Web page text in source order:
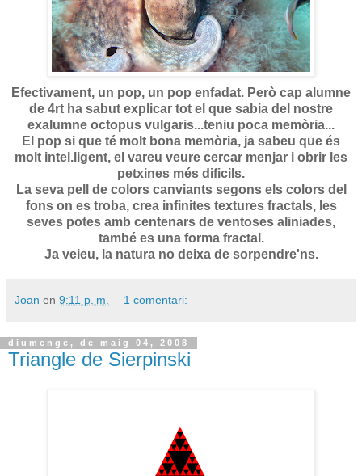
Efectivament, un pop, un pop enfadat. Però cap alumne
de 4rt ha sabut explicar tot el que sabia del nostre
exalumne octopus vulgaris...teniu poca memòria...
El pop si que té molt bona memòria, ja sabeu que és
molt intel.ligent, el vareu veure cercar menjar i obrir les
petxines més dificils.
La seva pell de colors canviants segons els colors del
fons on es troba, crea infinites textures fractals, les
seves potes amb centenars de ventoses aliniades,
també es una forma fractal.
Ja veieu, la natura no deixa de sorpendre'ns.
Joan en 9:11 p. m. 1 comentari:
diumenge, de maig 04, 2008
Triangle de Sierpinski